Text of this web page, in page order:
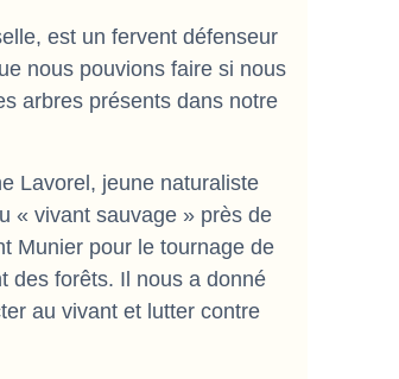
est un fervent défenseur
nous pouvions faire si nous
arbres présents dans notre
Lavorel, jeune naturaliste
« vivant sauvage » près de
Munier pour le tournage de
des forêts. Il nous a donné
au vivant et lutter contre